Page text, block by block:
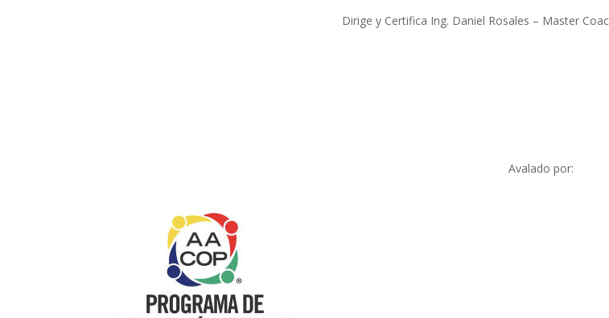
Dirige y Certifica Ing. Daniel Rosales – Master
Avalado por: